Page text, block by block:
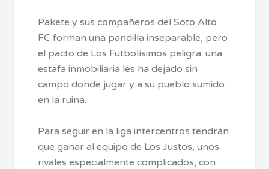
Pakete y sus compañeros del Soto Alto
FC forman una pandilla inseparable, pero
el pacto de Los Futbolísimos peligra: una
estafa inmobiliaria les ha dejado sin
campo donde jugar y a su pueblo sumido
en la ruina.
Para seguir en la liga intercentros tendrán
que ganar al equipo de Los Justos, unos
rivales especialmente complicados, con